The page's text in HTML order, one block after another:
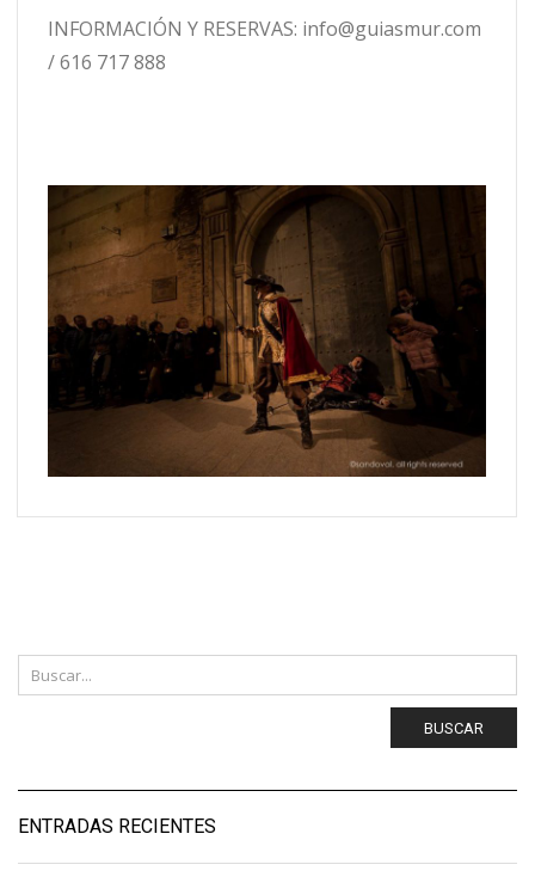
INFORMACIÓN Y RESERVAS: info@guiasmur.com
/ 616 717 888
BUSCAR
ENTRADAS RECIENTES